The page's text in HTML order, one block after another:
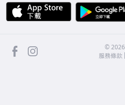
APP Store
facebook ©2026
服務條款